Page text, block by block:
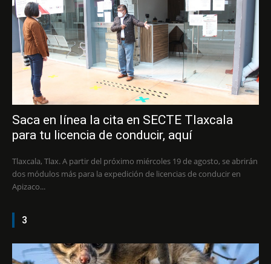
Saca en línea la cita en SECTE Tlaxcala
para tu licencia de conducir, aquí
Tlaxcala, Tlax. A partir del próximo miércoles 19 de agosto, se abrirán
dos módulos más para la expedición de licencias de conducir en
Apizaco...
3